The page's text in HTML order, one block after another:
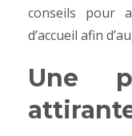
conseils pour
d’accueil afin
Une